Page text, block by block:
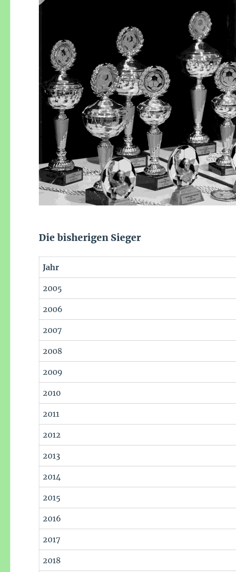
Die bisherigen Sieger
Jahr
2005
2006
2007
2008
2009
2010
2011
2012
2013
2014
2015
2016
2017
2018